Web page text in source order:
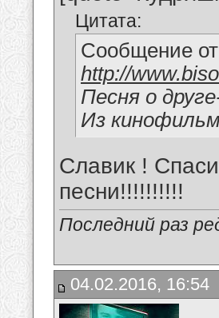
Цитата:
Сообщение от
http://
Песня о
Из
Славик !
песни!!!!!!!!!!
Последний раз
04.02.2016, 16:54